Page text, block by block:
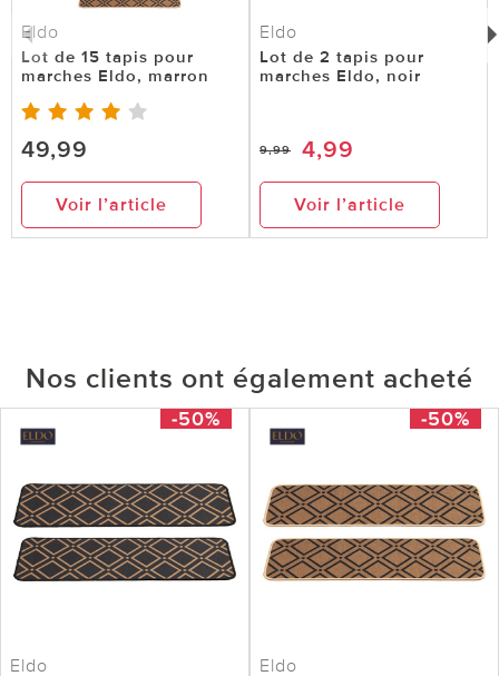
Eldo
Lot de 15 tapis pour
marches Eldo, marron
49,99
Voir l’article
Eldo
Lot de 2 tapis pour
marches Eldo, noir
9,99 4,99
Voir l’article
Nos clients ont également acheté
-50%
Eldo
-50%
Eldo